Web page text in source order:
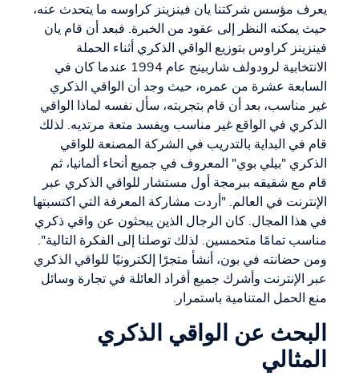
يعرف مؤسس شركتنا يان فينزينز كراوسه ما يتحدث عنه،
حيث يمكنه النظر إلى عقود من الخبرة. فبعد أن قام يان
فينزينز كراوس بتوزيع الواقي الذكري أثناء الحملة
الانتخابية لرودولف شاربينج عام 1994 عندما كان في
السابعة عشرة من عمره، حيث وجد أن الواقي الذكري
غير مناسب، بعد أن قام بتجربته، سأل نفسه لماذا الواقي
الذكري في الواقع غير مناسب ويفسد متعة مرتديه. لذلك
قام في البداية بالتدريب في الشركة المصنعة للواقي
الذكري "بيلي بوي" المعروف في جميع أنحاء ألمانيا، ثم
قام مع شقيقه ببرمجة أول مستشار للواقي الذكري عبر
الإنترنت في العالم. "أردت مشاركة المعرفة التي اكتسبتها
في هذا المجال. كان الرجال الذين يبحثون عن واقي ذكري
مناسب تمامًا متحمسين. لذلك توصلنا إلى الفكرة التالية".
ومن حضانته في بون، أنشأ متجرًا إلكترونيًا للواقي الذكري
عبر الإنترنت وأشرك جميع أفراد العائلة في تجارة وسائل
منع الحمل المتنامية باستمرار.
البحث عن الواقي الذكري
المثالي